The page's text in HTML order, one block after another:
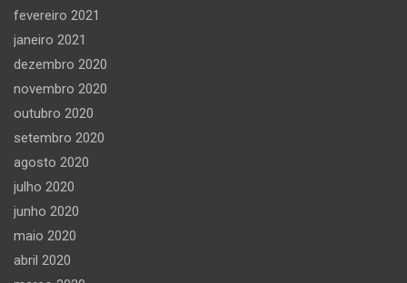
fevereiro 2021
janeiro 2021
dezembro 2020
novembro 2020
outubro 2020
setembro 2020
agosto 2020
julho 2020
junho 2020
maio 2020
abril 2020